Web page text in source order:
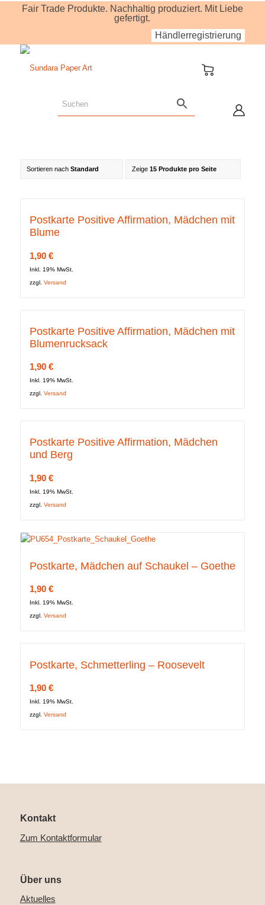
Fair Trade Produkte. Nachhaltig produziert. Mit Liebe
gefertigt.
Händlerregistrierung
Sortieren nach Standard Zeige 15 Produkte pro Seite
Postkarte Positive Affirmation, Mädchen mit
Blume
1,90 €
Inkl. 19% MwSt.
zzgl. Versand
Postkarte Positive Affirmation, Mädchen mit
Blumenrucksack
1,90 €
Inkl. 19% MwSt.
zzgl. Versand
Postkarte Positive Affirmation, Mädchen
und Berg
1,90 €
Inkl. 19% MwSt.
zzgl. Versand
Postkarte, Mädchen auf Schaukel – Goethe
1,90 €
Inkl. 19% MwSt.
zzgl. Versand
Postkarte, Schmetterling – Roosevelt
1,90 €
Inkl. 19% MwSt.
zzgl. Versand
Kontakt
Zum Kontaktformular
Über uns
Aktuelles